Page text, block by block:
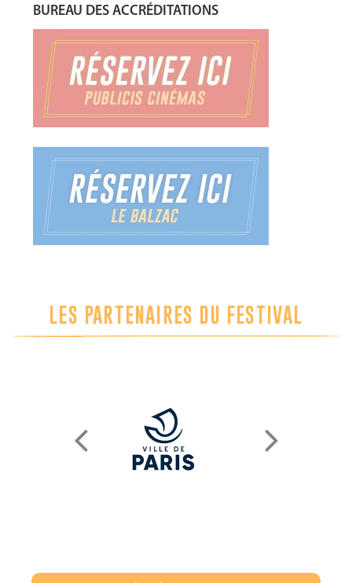
BUREAU DES ACCRÉDITATIONS
LES PARTENAIRES DU FESTIVAL